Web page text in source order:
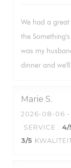
We had a
the
was my
dinner and
Marie S
2026-08-06
SERVICE : 4/
3/5